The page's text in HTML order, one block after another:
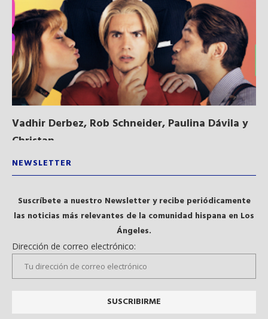
Vadhir Derbez, Rob Schneider, Paulina Dávila y
Christan...
NEWSLETTER
Suscríbete a nuestro Newsletter y recibe periódicamente
las noticias más relevantes de la comunidad hispana en Los
Ángeles.
Dirección de correo electrónico: